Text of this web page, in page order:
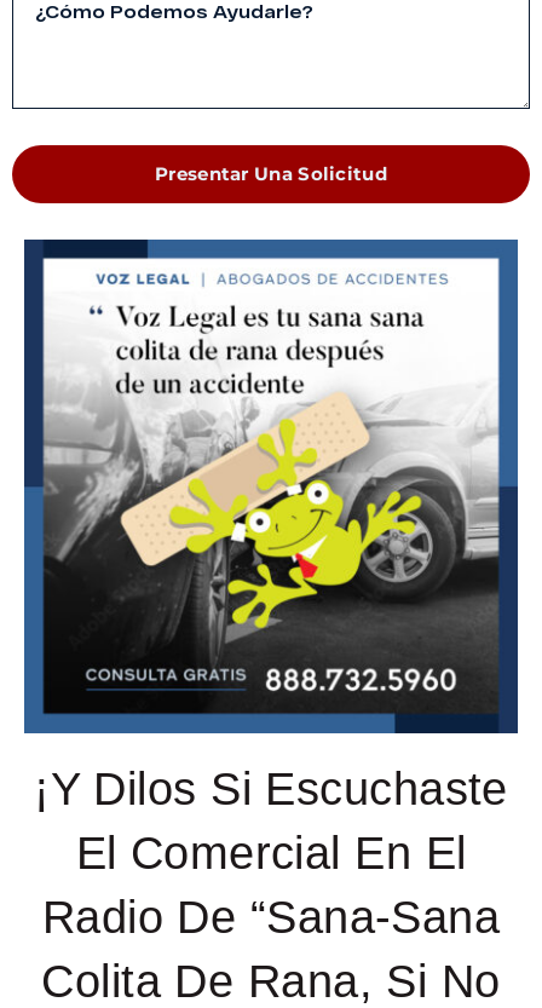
Presentar Una Solicitud
¡Y Dilos Si Escuchaste
El Comercial En El
Radio De “Sana-Sana
Colita De Rana, Si No